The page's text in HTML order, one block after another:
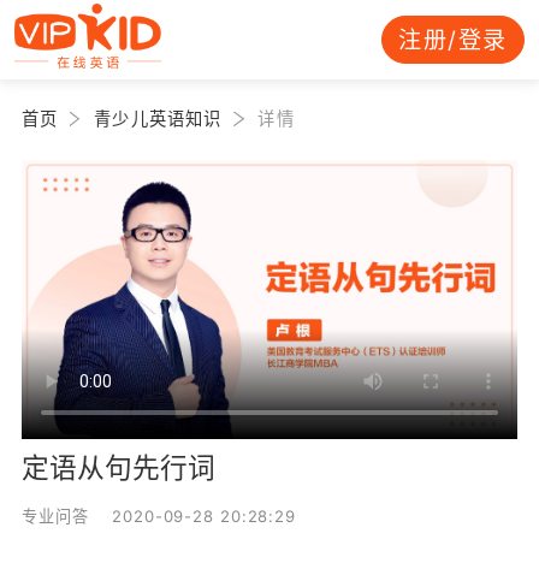
注册/登录
首页 青少儿英语知识 详情
定语从句先行词
专业问答 2020-09-28 20:28:29